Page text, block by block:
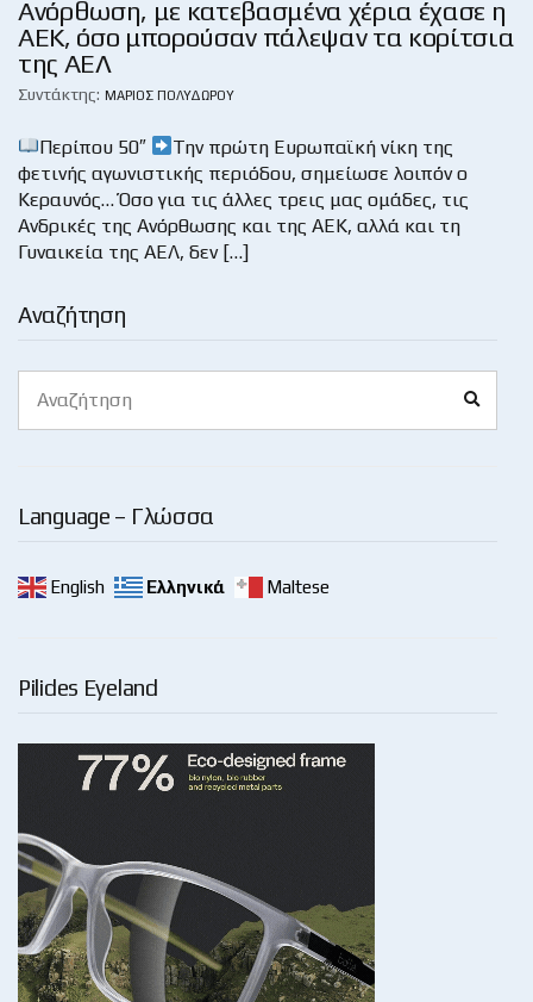
Αναζήτηση
for:
Language – Γλώσσα
English Ελληνικά Maltese
Pilides Eyeland
Ανόρθωση, με κατεβασμένα χέρια έχασε η
ΑΕΚ, όσο μπορούσαν πάλεψαν τα κορίτσια
της ΑΕΛ
Συντάκτης: ΜΆΡΙΟΣ ΠΟΛΥΔΏΡΟΥ
Περίπου 50″
Την πρώτη Ευρωπαϊκή νίκη της
φετινής αγωνιστικής περιόδου, σημείωσε λοιπόν ο
Κεραυνός… Όσο για τις άλλες τρεις μας ομάδες, τις
Ανδρικές της Ανόρθωσης και της ΑΕΚ, αλλά και τη
Γυναικεία της ΑΕΛ, δεν […]